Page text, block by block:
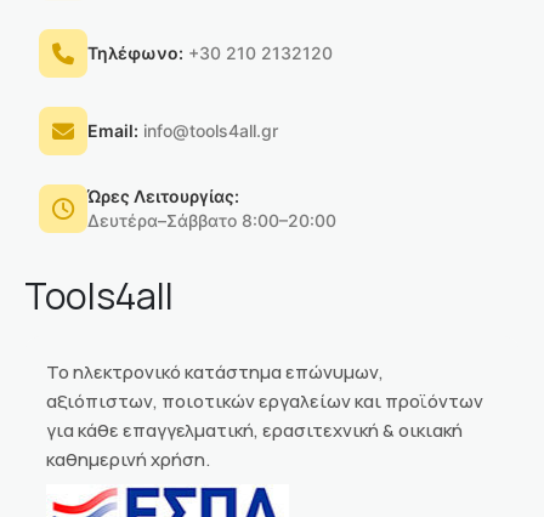
Τηλέφωνο: +30 210 2132120
Email: info@tools4all.gr
Ώρες Λειτουργίας:
Δευτέρα–Σάββατο 8:00–20:00
Tools4all
Το ηλεκτρονικό κατάστημα επώνυμων,
αξιόπιστων, ποιοτικών εργαλείων και προϊόντων
για κάθε επαγγελματική, ερασιτεχνική & οικιακή
καθημερινή χρήση.